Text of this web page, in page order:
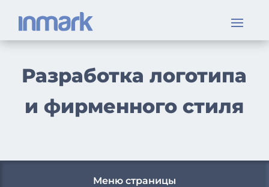
Разработка логотипа
и фирменного стиля
Меню страницы